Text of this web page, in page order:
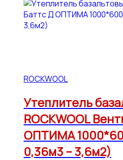
ROCKWOOL
Утеплитель
ROCKWOOL
ОПТИМА
0,36м3 – 3,6м2)